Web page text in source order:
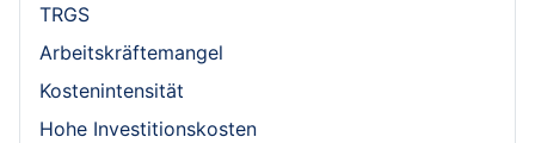
TRGS
Arbeitskräftemangel
Kostenintensität
Hohe Investitionskosten